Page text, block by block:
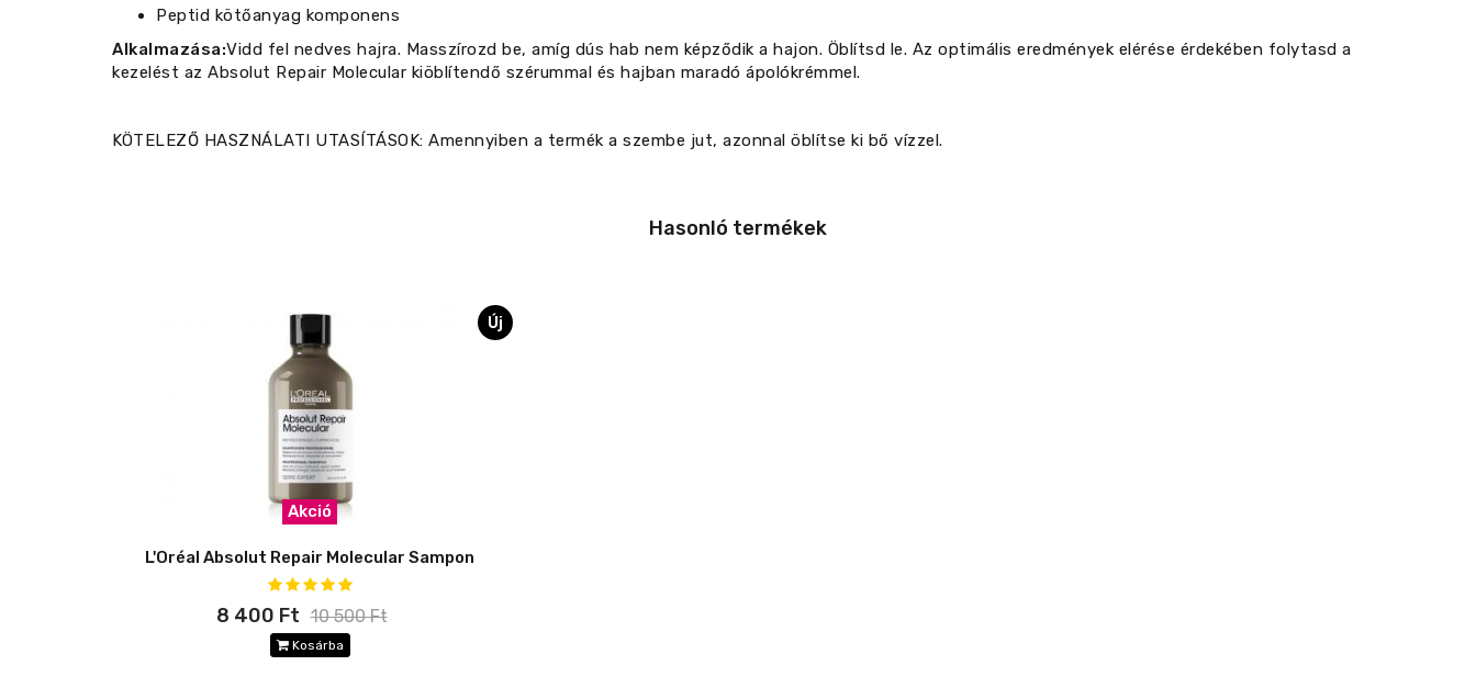
Peptid kötőanyag komponens
Alkalmazása:Vidd fel nedves hajra. Masszírozd be, amíg dús hab nem képződik a hajon. Öblítsd le. Az optimális eredmények elérése érdekében folytasd a
kezelést az Absolut Repair Molecular kiöblítendő szérummal és hajban maradó ápolókrémmel.
KÖTELEZŐ HASZNÁLATI UTASÍTÁSOK: Amennyiben a termék a szembe jut, azonnal öblítse ki bő vízzel.
Hasonló termékek
Új
Akció
L'Oréal Absolut Repair Molecular Sampon
8 400 Ft 10 500 Ft
Kosárba